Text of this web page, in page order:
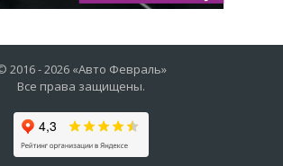
2016 -2026 «Авто Февраль»
Все права защищены.